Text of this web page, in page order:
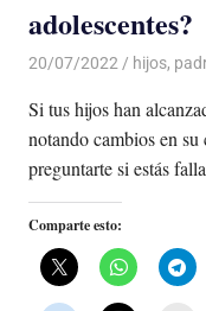
adolescentes?
20/07/2022 De todo
hijos,
Si tus hijos han
notando cambios en
preguntarte si estás
Comparte esto: